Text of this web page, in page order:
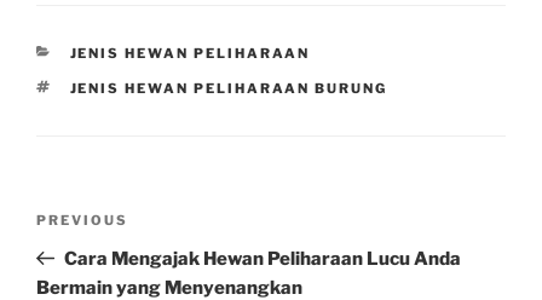
CATEGORIES
JENIS HEWAN PELIHARAAN
TAGS
JENIS HEWAN PELIHARAAN BURUNG
Previous
Post
PREVIOUS
Cara Mengajak Hewan Peliharaan Lucu Anda
Bermain yang Menyenangkan